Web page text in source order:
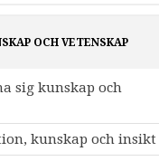
OCH VETENSKAP
sig kunskap och
kunskap och insikt